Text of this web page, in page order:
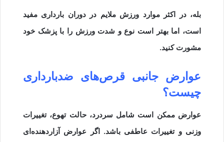
بله، در اکثر موارد ورزش ملایم در دوران بارداری مفید
است، اما بهتر است نوع و شدت ورزش را با پزشک خود
مشورت کنید.
عوارض جانبی قرص‌های ضدبارداری
چیست؟
عوارض ممکن است شامل سردرد، حالت تهوع، تغییرات
وزنی و تغییرات عاطفی باشد. اگر عوارض آزاردهنده‌ای